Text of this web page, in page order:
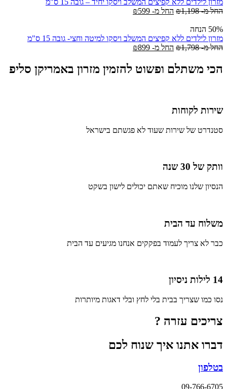
מזרון לילדים ללא קפיצים המשלב ויסקו יחיד – גובה 15 ס"מ
החל מ-
₪1,198 החל מ- ₪599
50% הנחה
מזרון לילדים ללא קפיצים המשלב ויסקו למיטה וחצי- גובה 15 ס"מ
החל מ-
₪1,798 החל מ- ₪899
הכי משתלם ופשוט להזמין מזרון באמריקן סליפ
שירות לקוחות
סטנדרט של שירות שעוד לא פגשתם בישראל
וותק של 30 שנה
הנסיון שלנו מוכיח שאתם יכולים לישון בשקט
משלוח עד הבית
כבר לא צריך לעמוד בפקקים אנחנו מגיעים עד הבית
14 לילות ניסיון
נסו כמו שצריך בבית בלי לחץ ובלי דאגות מיותרות
צריכים עזרה ?
דברו אתנו איך שנוח לכם
בטלפון
09-766-6705